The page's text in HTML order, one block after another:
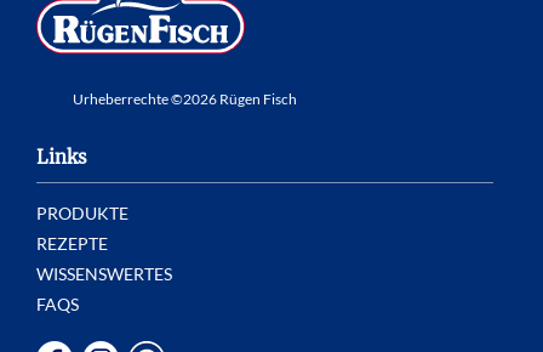
Urheberrechte ©2026 Rügen Fisch
Links
PRODUKTE
REZEPTE
WISSENSWERTES
FAQS